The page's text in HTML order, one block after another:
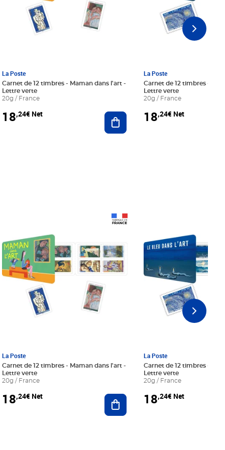
au panier
La Poste
Carnet de 12 timbres - Maman dans l'art -
Lettre verte
20g / France
18,24€ Net Ajouter au panier
La Poste
Carnet de 12 timbres - Le
Lettre verte
20g / France
18,24€ Net
au panier
La Poste
Carnet de 12 timbres - Maman dans l'art -
Lettre verte
20g / France
18,24€ Net Ajouter au panier
La Poste
Carnet de 12 timbres - Le
Lettre verte
20g / France
18,24€ Net